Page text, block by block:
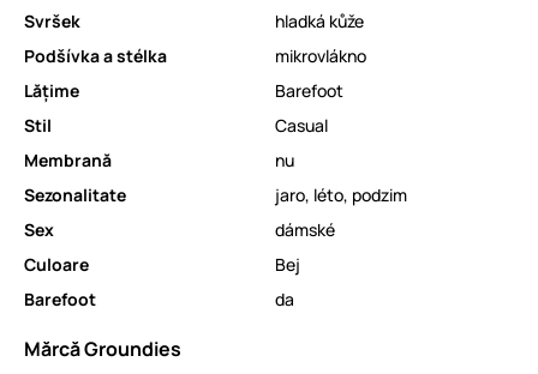
Svršek
hladká kůže
Podšívka a stélka
mikrovlákno
Lăţime
Barefoot
Stil
Casual
Membrană
nu
Sezonalitate
jaro, léto, podzim
Sex
dámské
Culoare
Bej
Barefoot
da
Mărcă Groundies